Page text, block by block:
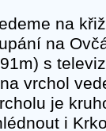
na
na
s
vrchol
je
i